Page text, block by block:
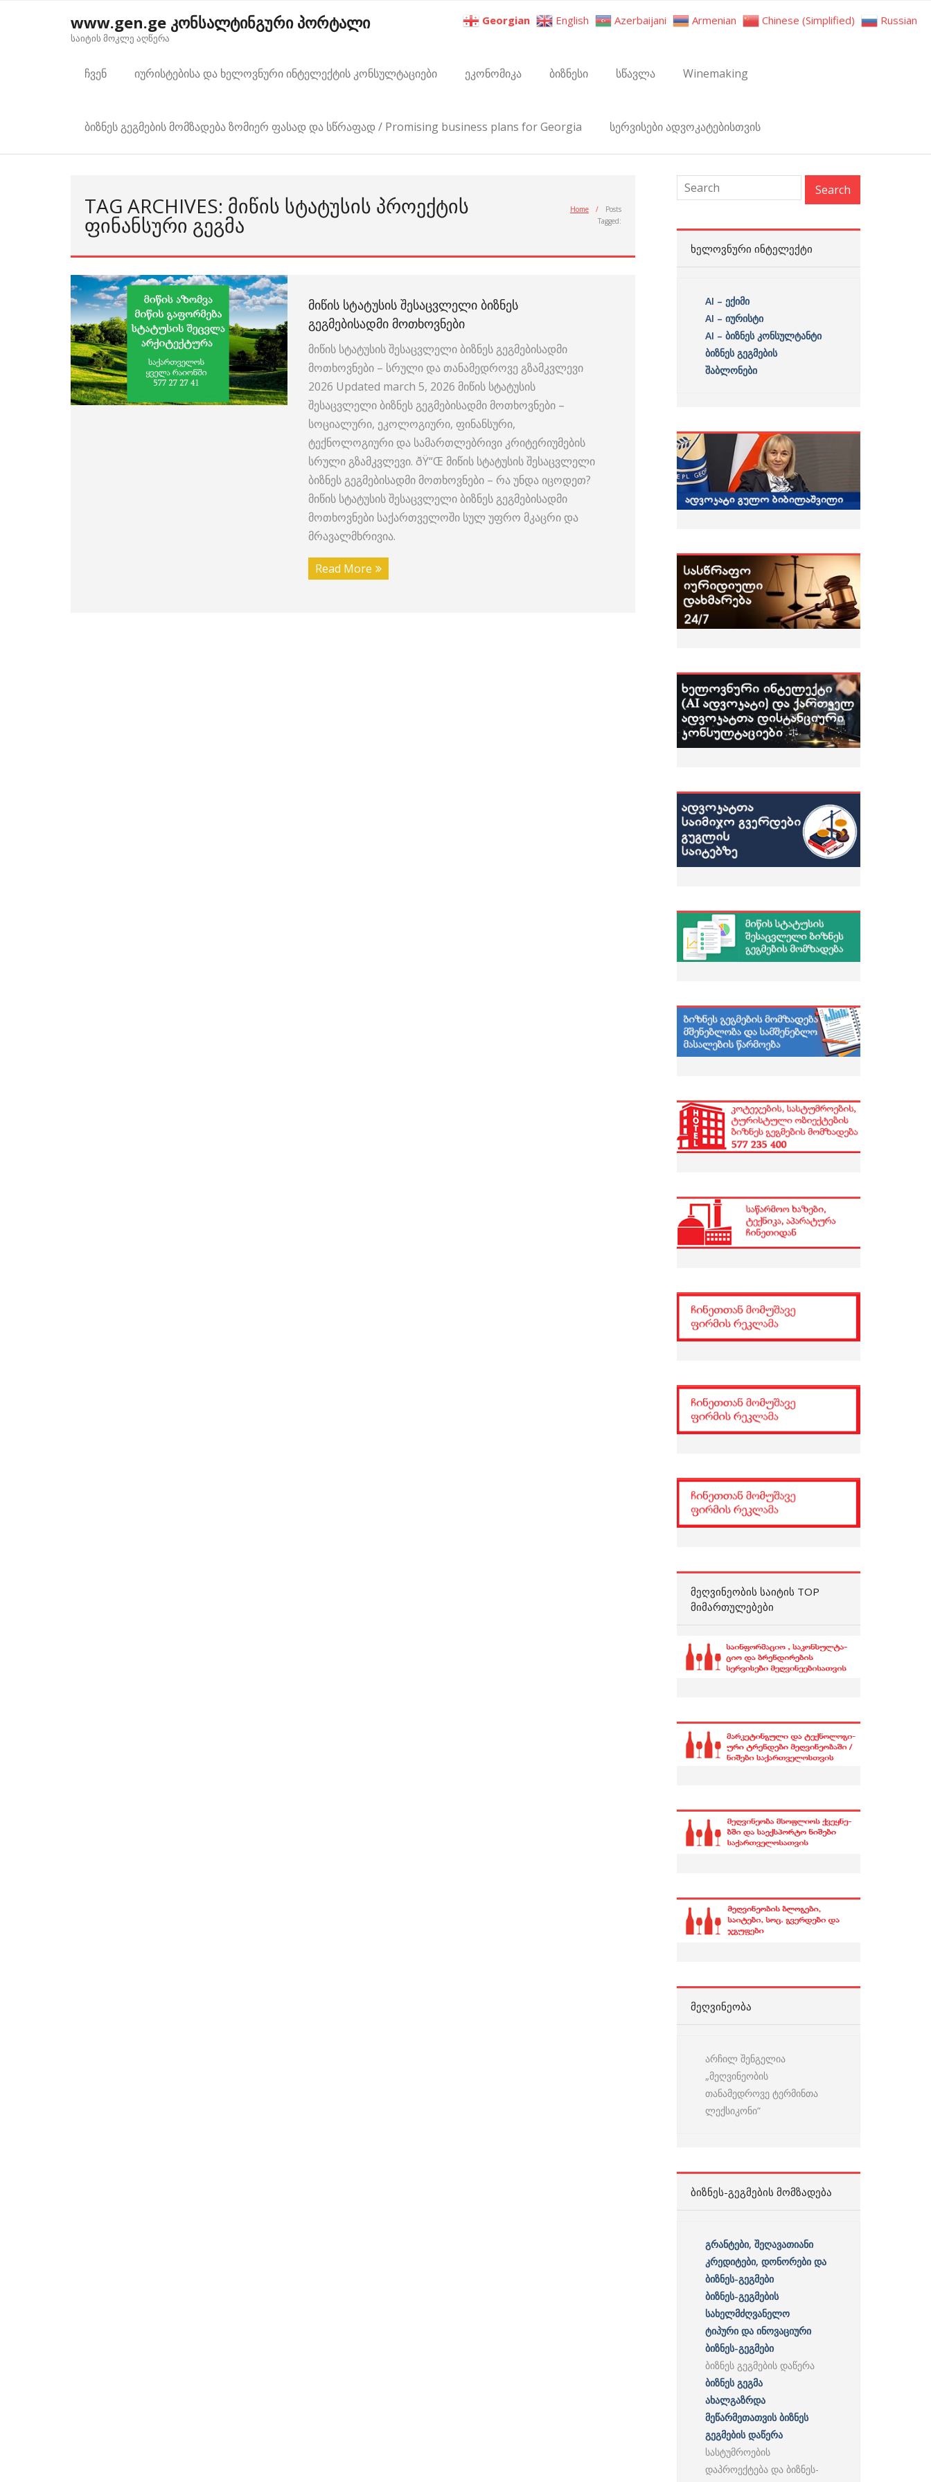
www.gen.ge კონსალტინგური პორტალი
საიტის მოკლე აღწერა
ჩვენ იურისტებისა და ხელოვნური ინტელექტის კონსულტაციები ეკონომიკა ბიზნესი სწავლა Winemaking
ბიზნეს გეგმების მომზადება ზომიერ ფასად და სწრაფად / Promising business plans for Georgia სერვისები ადვოკატებისთვის
TAG ARCHIVES: ᲛᲘᲬᲘᲡ ᲡᲢᲐᲢᲣᲡᲘᲡ ᲞᲠᲝᲔᲥᲢᲘᲡ
ᲤᲘᲜᲐᲜᲡᲣᲠᲘ ᲒᲔᲒᲛᲐ
Home /
Posts
Tagged:
ᲛᲘᲬᲘᲡ ᲡᲢᲐᲢᲣᲡᲘᲡ ᲨᲔᲡᲐᲪᲕᲚᲔᲚᲘ ᲑᲘᲖᲜᲔᲡ
ᲒᲔᲒᲛᲔᲑᲘᲡᲐᲓᲛᲘ ᲛᲝᲗᲮᲝᲕᲜᲔᲑᲘ
მიწის სტატუსის შესაცვლელი ბიზნეს გეგმებისადმი
მოთხოვნები – სრული და თანამედროვე გზამკვლევი
2026 Updated march 5, 2026 მიწის სტატუსის
შესაცვლელი ბიზნეს გეგმებისადმი მოთხოვნები –
სოციალური, ეკოლოგიური, ფინანსური,
ტექნოლოგიური და სამართლებრივი კრიტერიუმების
სრული გზამკვლევი. ðŸ“Œ მიწის სტატუსის შესაცვლელი
ბიზნეს გეგმებისადმი მოთხოვნები – რა უნდა იცოდეთ?
მიწის სტატუსის შესაცვლელი ბიზნეს გეგმებისადმი
მოთხოვნები საქართველოში სულ უფრო მკაცრი და
მრავალმხრივია.
Read More
ᲮᲔᲚᲝᲕᲜᲣᲠᲘ ᲘᲜᲢᲔᲚᲔᲥᲢᲘ
AI – ექიმი
AI – იურისტი
AI – ბიზნეს კონსულტანტი
ბიზნეს გეგმების
შაბლონები
ᲛᲔᲦᲕᲘᲜᲔᲝᲑᲘᲡ ᲡᲐᲘᲢᲘᲡ TOP
ᲛᲘᲛᲐᲠᲗᲣᲚᲔᲑᲔᲑᲘ
ᲛᲔᲦᲕᲘᲜᲔᲝᲑᲐ
არჩილ შენგელია
„მეღვინეობის
თანამედროვე ტერმინთა
ლექსიკონი“
ᲑᲘᲖᲜᲔᲡ-ᲒᲔᲒᲛᲔᲑᲘᲡ ᲛᲝᲛᲖᲐᲓᲔᲑᲐ
გრანტები, შეღავათიანი
კრედიტები, დონორები და
ბიზნეს-გეგმები
ბიზნეს-გეგმების
სახელმძღვანელო
ტიპური და ინოვაციური
ბიზნეს-გეგმები
ბიზნეს გეგმების დაწერა
ბიზნეს გეგმა
ახალგაზრდა
მეწარმეთათვის ბიზნეს
გეგმების დაწერა
სასტუმროების
დაპროექტება და ბიზნეს-
Georgian English Azerbaijani Armenian Chinese (Simplified) Russian